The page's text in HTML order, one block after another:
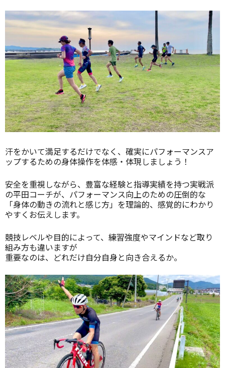
汗をかいて満足するだけでなく、確実にパフォーマンスア
ップするための身体操作を体感・体現しましょう！
安全を重視しながら、豊富な経験と指導実績を持つ実戦派
の平田コーチが、パフォーマンス向上のための圧倒的な
「身体の動きの流れと感じ方」を理論的、感覚的にわかり
やすくお伝えします。
競技レベルや目的によって、練習強度やマインドなど取り
組み方も違いますが
重要なのは、どれだけ自分自身と向き合えるか。